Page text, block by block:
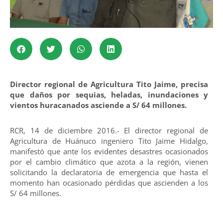
Director regional de Agricultura Tito Jaime, precisa
que daños por sequias, heladas, inundaciones y
vientos huracanados asciende a S/ 64 millones.
RCR, 14 de diciembre 2016.- El director regional de
Agricultura de Huánuco ingeniero Tito Jaime Hidalgo,
manifestó que ante los evidentes desastres ocasionados
por el cambio climático que azota a la región, vienen
solicitando la declaratoria de emergencia que hasta el
momento han ocasionado pérdidas que ascienden a los
S/ 64 millones.